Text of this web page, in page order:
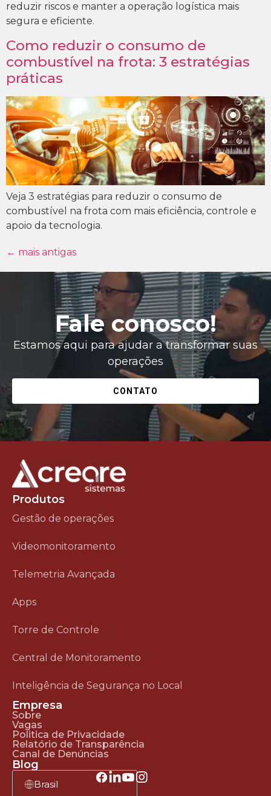
reduzir riscos e manter a operação logística mais
segura e eficiente.
Como reduzir o consumo de
combustível na frota: 3 estratégias
práticas
Veja 3 estratégias para reduzir o consumo de
combustível na frota com mais eficiência, controle e
apoio da tecnologia.
← mais antigas
Fale conosco!
Estamos aqui para ajudar a transformar suas
operações
CONTATO
Produtos
Gestão de operações
Videomonitoramento
Telemetria Avançada
Apps
Torre de Controle
Central de Monitoramento
Inteligência de Segurança no Local
Empresa
Sobre
Vagas
Politica de Privacidade
Relatório de Transparência
Canal de Denúncias
Blog
Brasil